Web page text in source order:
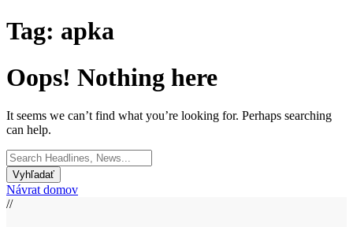
Tag: apka
Oops! Nothing here
It seems we can’t find what you’re looking for. Perhaps searching
can help.
Search
for:
Návrat domov
//